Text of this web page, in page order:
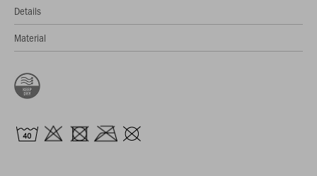
Details
Material